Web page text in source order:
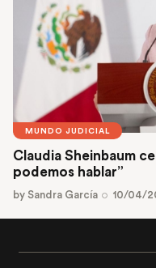
MUNDO JUDICIAL
Claudia Sheinbaum
podemos hablar”
by Sandra García 10/04/